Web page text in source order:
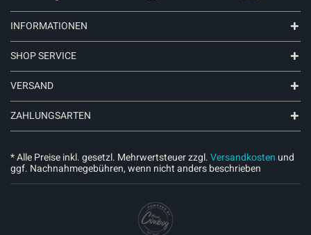
INFORMATIONEN
SHOP SERVICE
VERSAND
ZAHLUNGSARTEN
* Alle Preise inkl. gesetzl. Mehrwertsteuer zzgl.Versandkosten und
ggf. Nachnahmegebühren, wenn nicht anders beschrieben